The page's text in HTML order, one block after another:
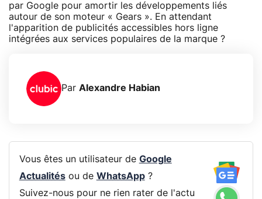
par Google pour amortir les développements liés
autour de son moteur « Gears ». En attendant
l'apparition de publicités accessibles hors ligne
intégrées aux services populaires de la marque ?
Par Alexandre Habian
Vous êtes un utilisateur de Google
Actualitésou de WhatsApp?
Suivez-nous pour ne rien rater de l'actu